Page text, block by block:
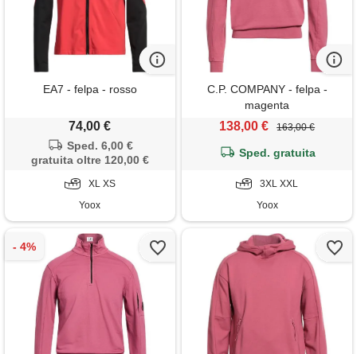
EA7 - felpa - rosso
74,00 €
Sped. 6,00 €
gratuita oltre 120,00 €
XL XS
Yoox
C.P. COMPANY - felpa -
magenta
138,00 € 163,00 €
Sped. gratuita
3XL XXL
Yoox